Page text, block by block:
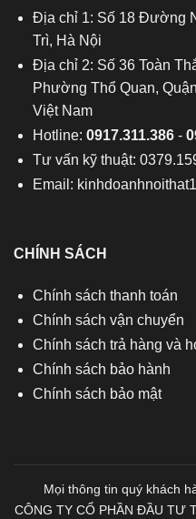
Địa chỉ 1: Số 18 Đường
Trì, Hà Nội
Địa chỉ 2: Số 36 Toàn
Phường Thổ Quan,
Việt Nam
Hotline: 0917.311.386-
Tư vấn kỹ thuật:
Email:
CHÍNH SÁCH
Chính sách thanh toán
Chính sách vận chuyển
Chính sách trả hàng và
Chính sách bảo hành
Chính sách bảo mật
Mọi thông tin quý khách
CÔNG TY CỔ PHẦN ĐẦU TƯ